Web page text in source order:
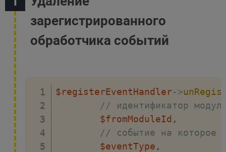
зарегистрированного
обработчика событий
$registerEventHandler->
// идентификатор
$fromModuleId ,
// событие на которое
$eventType ,